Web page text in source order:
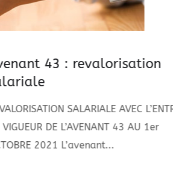
: revalorisation
SALARIALE AVEC L’ENTRÉE
L’AVENANT 43 AU 1er
L’avenant...